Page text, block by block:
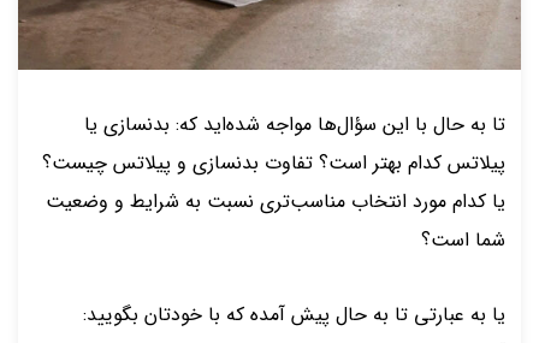
تا به حال با این سؤال‌ها مواجه شده‌اید که: بدنسازی یا
پیلاتس کدام بهتر است؟ تفاوت بدنسازی و پیلاتس چیست؟
یا کدام مورد انتخاب مناسب‌تری نسبت به شرایط و وضعیت
شما است؟
یا به عبارتی تا به حال پیش آمده که با خودتان بگویید: